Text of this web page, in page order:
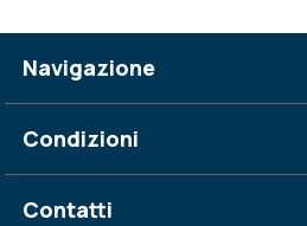
Navigazione
Condizioni
Contatti